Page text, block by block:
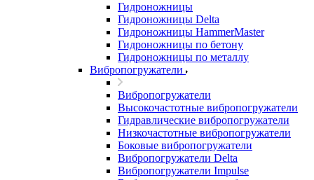
Гидроножницы
Гидроножницы Delta
Гидроножницы HammerMaster
Гидроножницы по бетону
Гидроножницы по металлу
Вибропогружатели
Вибропогружатели
Высокочастотные вибропогружатели
Гидравлические вибропогружатели
Низкочастотные вибропогружатели
Боковые вибропогружатели
Вибропогружатели Delta
Вибропогружатели Impulse